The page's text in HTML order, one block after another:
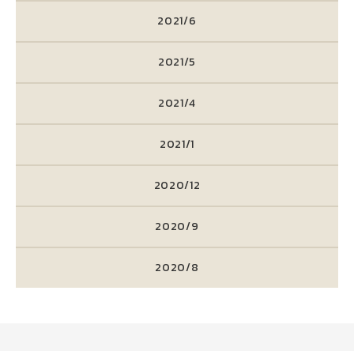
2021/6
2021/5
2021/4
2021/1
2020/12
2020/9
2020/8